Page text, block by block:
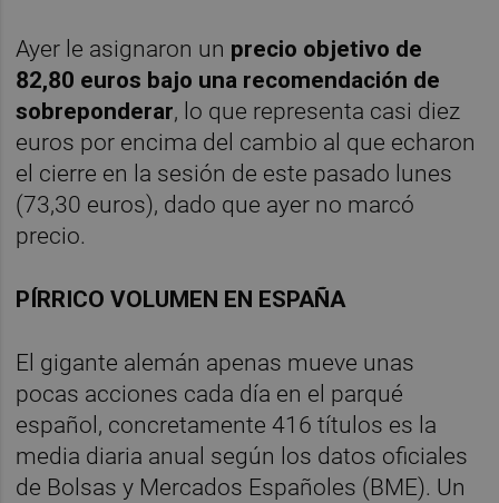
Ayer le asignaron un precio objetivo de
82,80 euros bajo una recomendación de
sobreponderar, lo que representa casi diez
euros por encima del cambio al que echaron
el cierre en la sesión de este pasado lunes
(73,30 euros), dado que ayer no marcó
precio.
PÍRRICO VOLUMEN EN ESPAÑA
El gigante alemán apenas mueve unas
pocas acciones cada día en el parqué
español, concretamente 416 títulos es la
media diaria anual según los datos oficiales
de Bolsas y Mercados Españoles (BME). Un